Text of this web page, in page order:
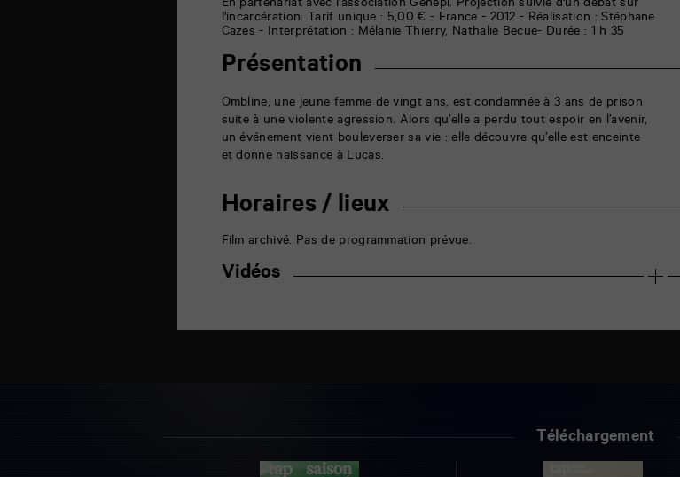
En partenariat avec l'association Génépi. Projection suivie d'un débat sur
l'incarcération. Tarif unique : 5,00 € - France - 2012 - Réalisation : Stéphane
Cazes - Interprétation : Mélanie Thierry, Nathalie Becue- Durée : 1 h 35
Présentation
Ombline, une jeune femme de vingt ans, est condamnée à 3 ans de prison
suite à une violente agression. Alors qu’elle a perdu tout espoir en l’avenir,
un événement vient bouleverser sa vie : elle découvre qu’elle est enceinte
et donne naissance à Lucas.
Horaires / lieux
Film archivé. Pas de programmation prévue.
Vidéos
Téléchargement